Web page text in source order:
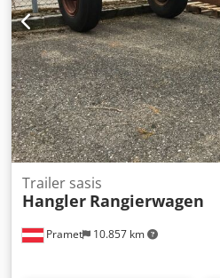
Pramet 10.857 km
Trailer sasis
Hangler Rangierwagen